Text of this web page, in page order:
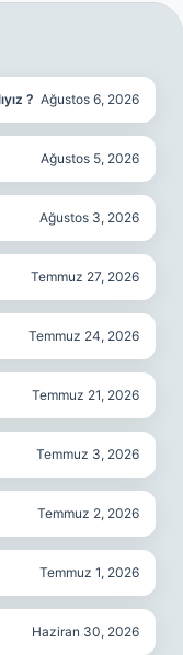
? Ağustos 6, 2026
Ağustos 5, 2026
Ağustos 3, 2026
Temmuz 27, 2026
Temmuz 24, 2026
Temmuz 21, 2026
Temmuz 3, 2026
Temmuz 2, 2026
Temmuz 1, 2026
Haziran 30, 2026